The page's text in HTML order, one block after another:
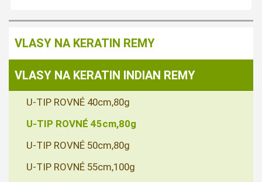
VLASY NA KERATIN REMY
VLASY NA KERATIN INDIAN REMY
U-TIP ROVNÉ 40cm,80g
U-TIP ROVNÉ 45cm,80g
U-TIP ROVNÉ 50cm,80g
U-TIP ROVNÉ 55cm,100g